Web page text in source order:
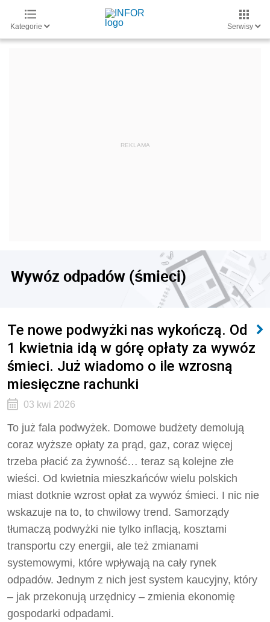
Kategorie Serwisy
Wywóz odpadów (śmieci)
Te nowe podwyżki nas wykończą. Od
1 kwietnia idą w górę opłaty za wywóz
śmieci. Już wiadomo o ile wzrosną
miesięczne rachunki
03 kwi 2026
To już fala podwyżek. Domowe budżety demolują
coraz wyższe opłaty za prąd, gaz, coraz więcej
trzeba płacić za żywność… teraz są kolejne złe
wieści. Od kwietnia mieszkańców wielu polskich
miast dotknie wzrost opłat za wywóz śmieci. I nic nie
wskazuje na to, to chwilowy trend. Samorządy
tłumaczą podwyżki nie tylko inflacją, kosztami
transportu czy energii, ale też zmianami
systemowymi, które wpływają na cały rynek
odpadów. Jednym z nich jest system kaucyjny, który
– jak przekonują urzędnicy – zmienia ekonomię
gospodarki odpadami.